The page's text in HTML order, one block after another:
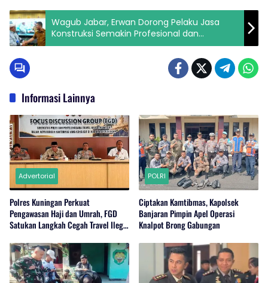
Wagub Jabar, Erwan Dorong Pelaku Jasa
Konstruksi Semakin Profesional dan
Berorientasi Kualitas Pekerjaan
Informasi Lainnya
Advertorial
Polres Kuningan Perkuat
Pengawasan Haji dan Umrah, FGD
Satukan Langkah Cegah Travel Ilegal
POLRI
Ciptakan Kamtibmas, Kapolsek
Banjaran Pimpin Apel Operasi
Knalpot Brong Gabungan